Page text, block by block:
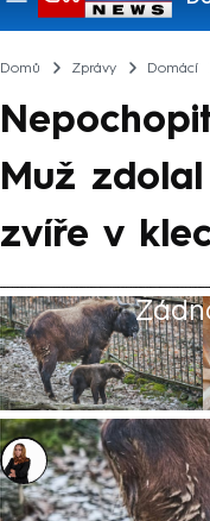
Domů Zprávy Domácí
Muž
zvíře v
Michaela Bartošová
12. kvě 2026, 15:54